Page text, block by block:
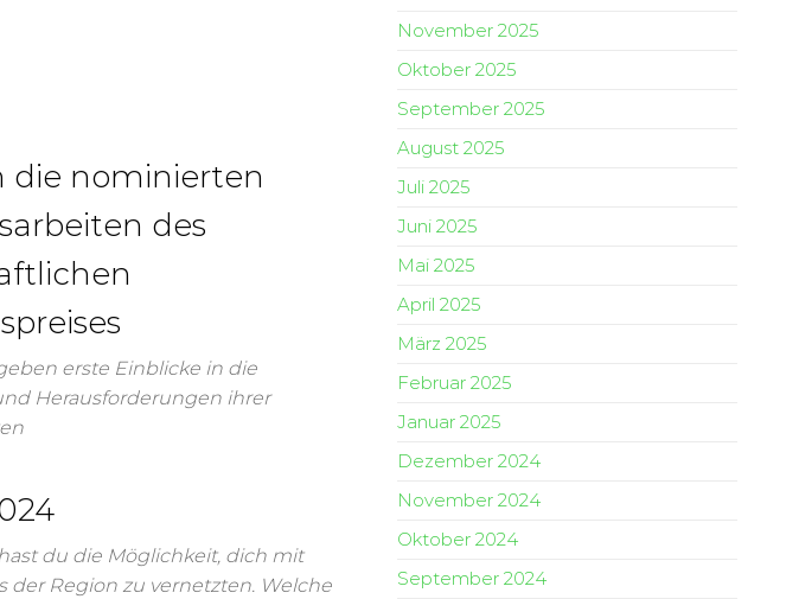
die nominierten
des
erste Einblicke in die
Herausforderungen ihrer
du die Möglichkeit, dich mit
der Region zu vernetzten. Welche
November 2025
Oktober 2025
September 2025
August 2025
Juli 2025
Juni 2025
Mai 2025
April 2025
März 2025
Februar 2025
Januar 2025
Dezember 2024
November 2024
Oktober 2024
September 2024